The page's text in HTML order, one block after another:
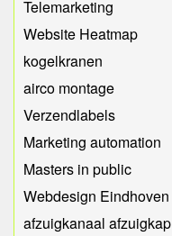
Telemarketing
Website Heatmap
kogelkranen
airco montage
Verzendlabels
Marketing automation
Masters in public
Webdesign Eindhoven
afzuigkanaal afzuigkap